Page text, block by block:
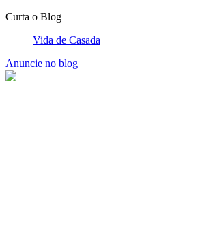
Curta o Blog
Vida de Casada
Anuncie no blog